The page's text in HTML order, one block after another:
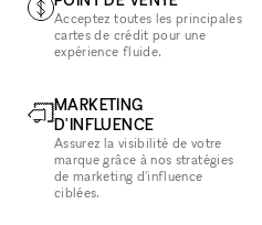
Acceptez toutes les principales
cartes de crédit pour une
expérience fluide.
MARKETING
D'INFLUENCE
Assurez la visibilité de votre
marque grâce à nos stratégies
de marketing d'influence
ciblées.